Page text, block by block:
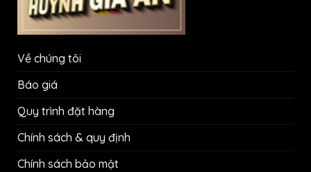
Về chúng tôi
Báo giá
Quy trình đặt hàng
Chính sách & quy định
Chính sách bảo mật